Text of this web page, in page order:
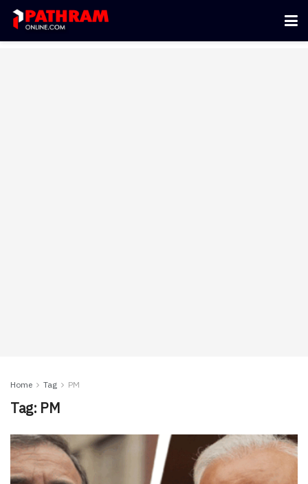
Home Tag PM
Tag: PM